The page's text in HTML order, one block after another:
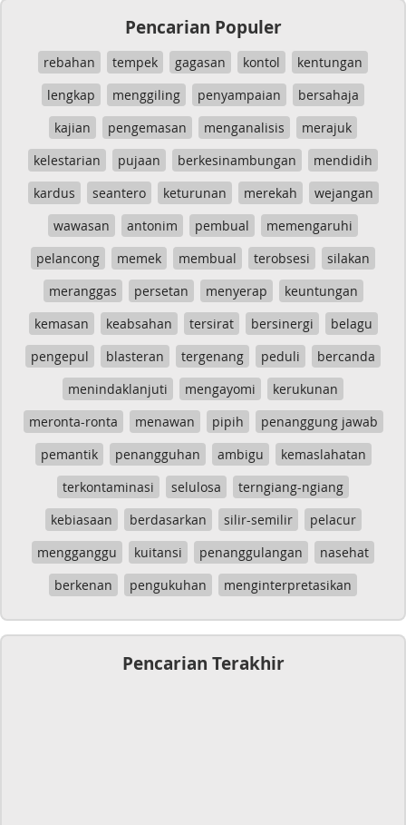
Pencarian Populer
rebahan tempek gagasan kontol
kentungan
lengkap
menggiling penyampaian
bersahaja
kajian
pengemasan menganalisis
merajuk
kelestarian
pujaan berkesinambungan
mendidih
kardus
seantero keturunan merekah
wejangan
wawasan
antonim pembual
memengaruhi
pelancong
memek membual terobsesi
silakan
meranggas
persetan menyerap
keuntungan
kemasan
keabsahan tersirat bersinergi
belagu
pengepul
blasteran tergenang peduli
bercanda
menindaklanjuti
mengayomi
kerukunan
meronta-ronta
menawan pipih
penanggung jawab
pemantik
penangguhan ambigu
kemaslahatan
terkontaminasi
selulosa
terngiang-ngiang
kebiasaan
berdasarkan silir-semilir
pelacur
mengganggu
kuitansi penanggulangan
nasehat
berkenan
pengukuhan menginterpretasikan
Pencarian Terakhir